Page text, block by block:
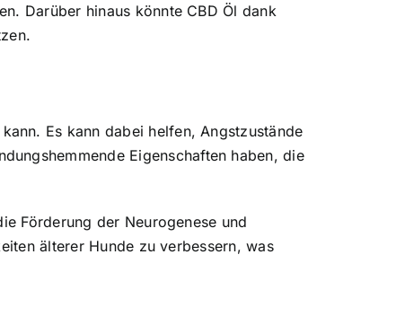
Darüber hinaus könnte CBD Öl dank
Es kann dabei helfen, Angstzustände
Eigenschaften haben, die
Förderung der Neurogenese und
älterer Hunde zu verbessern, was